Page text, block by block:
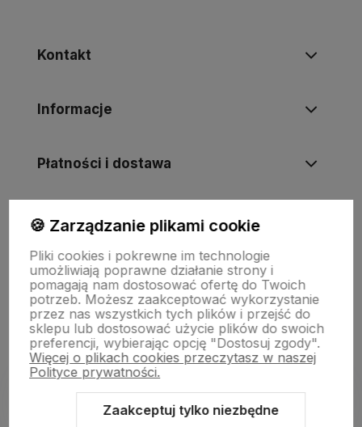
Kontakt
Informacje
Płatności i dostawa
Informacje
O nas
🍪 Zarządzanie plikami cookie
Pliki cookies i pokrewne im technologie
umożliwiają poprawne działanie strony i
pomagają nam dostosować ofertę do Twoich
potrzeb. Możesz zaakceptować wykorzystanie
przez nas wszystkich tych plików i przejść do
sklepu lub dostosować użycie plików do swoich
preferencji, wybierając opcję "Dostosuj zgody".
Więcej o plikach cookies przeczytasz w naszej
Polityce prywatności.
Zaakceptuj tylko niezbędne